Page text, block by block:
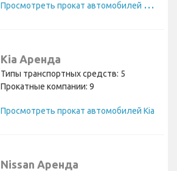
П
росмотреть прокат автомобилей Peugeot
Kia Аренда
Типы транспортных средств: 5
Прокатные компании: 9
Просмотреть прокат автомобилей Kia
Nissan Аренда